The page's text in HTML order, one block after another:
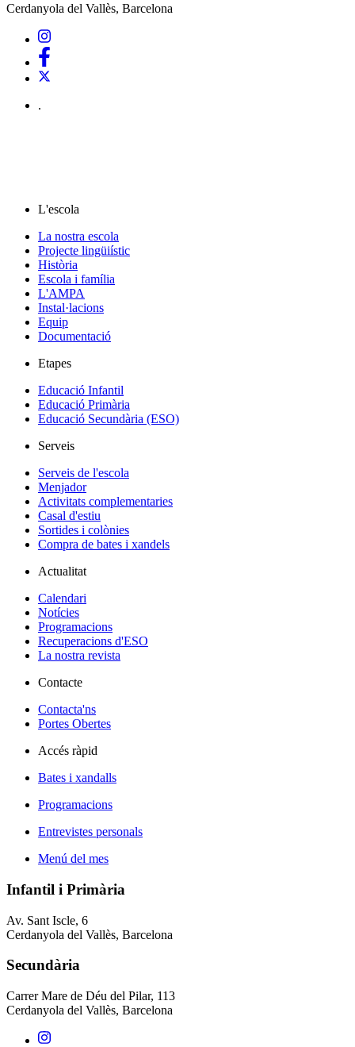
Cerdanyola del Vallès, Barcelona
.
L'escola
La nostra escola
Projecte lingüiístic
Història
Escola i família
L'AMPA
Instal·lacions
Equip
Documentació
Etapes
Educació Infantil
Educació Primària
Educació Secundària (ESO)
Serveis
Serveis de l'escola
Menjador
Activitats complementaries
Casal d'estiu
Sortides i colònies
Compra de bates i xandels
Actualitat
Calendari
Notícies
Programacions
Recuperacions d'ESO
La nostra revista
Contacte
Contacta'ns
Portes Obertes
Accés ràpid
Bates i xandalls
Programacions
Entrevistes personals
Menú del mes
Infantil i Primària
Av. Sant Iscle, 6
Cerdanyola del Vallès, Barcelona
Secundària
Carrer Mare de Déu del Pilar, 113
Cerdanyola del Vallès, Barcelona